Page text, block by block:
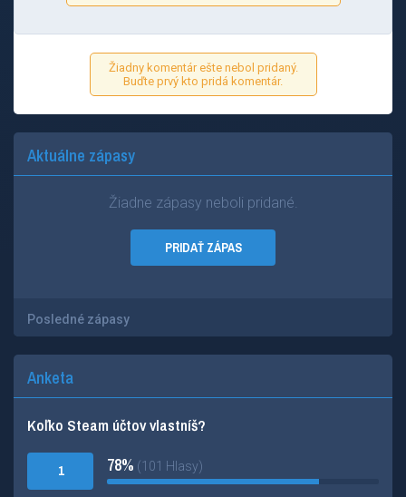
Žiadny komentár ešte nebol pridaný.
Buďte prvý kto pridá komentár.
Aktuálne zápasy
Žiadne zápasy neboli pridané.
PRIDAŤ ZÁPAS
Posledné zápasy
Anketa
Koľko Steam účtov vlastníš?
1 78% (101 Hlasy)